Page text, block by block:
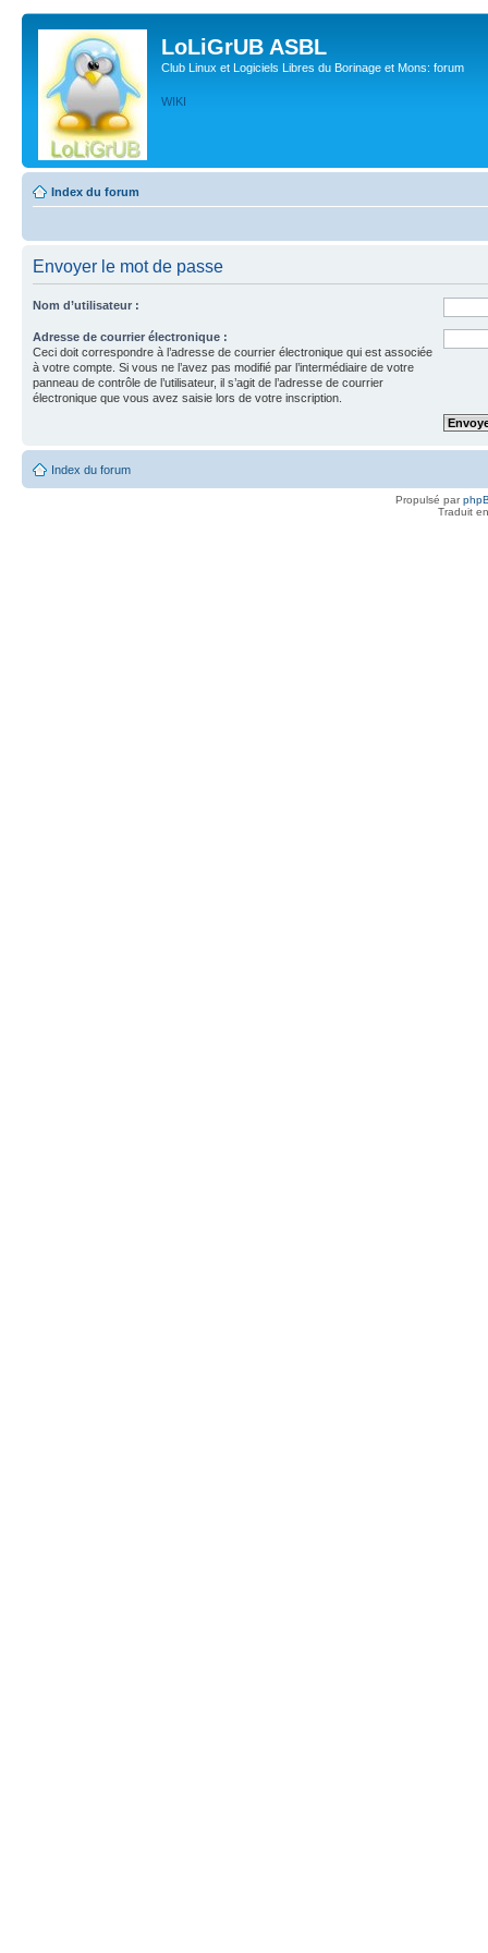
LoLiGrUB ASBL
Club Linux et Logiciels Libres du Borinage et Mons: forum
WIKI
Index du forum
Envoyer le mot de passe
Nom d’utilisateur :
Adresse de courrier électronique :
Ceci doit correspondre à l’adresse de courrier électronique qui est associée
à votre compte. Si vous ne l’avez pas modifié par l’intermédiaire de votre
panneau de contrôle de l’utilisateur, il s’agit de l’adresse de courrier
électronique que vous avez saisie lors de votre inscription.
Index du forum
Propulsé par
Traduit